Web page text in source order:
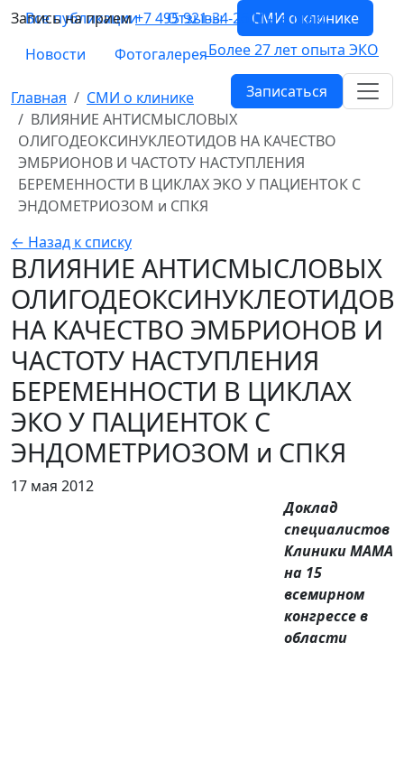
Запись на прием+7 495 921-34-26
Мы в Макс
Более 27 лет опыта ЭКО
Записаться
Все публикации Отзывы
СМИ о клинике
Новости
Фотогалерея
Главная
СМИ о клинике
ВЛИЯНИЕ АНТИСМЫСЛОВЫХ
ОЛИГОДЕОКСИНУКЛЕОТИДОВ НА КАЧЕСТВО
ЭМБРИОНОВ И ЧАСТОТУ НАСТУПЛЕНИЯ
БЕРЕМЕННОСТИ В ЦИКЛАХ ЭКО У ПАЦИЕНТОК С
ЭНДОМЕТРИОЗОМ и СПКЯ
← Назад к списку
ВЛИЯНИЕ АНТИСМЫСЛОВЫХ
ОЛИГОДЕОКСИНУКЛЕОТИДОВ
НА КАЧЕСТВО ЭМБРИОНОВ И
ЧАСТОТУ НАСТУПЛЕНИЯ
БЕРЕМЕННОСТИ В ЦИКЛАХ
ЭКО У ПАЦИЕНТОК С
ЭНДОМЕТРИОЗОМ и СПКЯ
17 мая 2012
Доклад
специалистов
Клиники МАМА
на 15
всемирном
конгрессе в
области